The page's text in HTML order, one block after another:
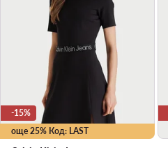
още 25% Код: LAST
-15%